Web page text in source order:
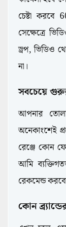
চেষ্টা করবে
সেক্ষেত্রে
ড্রপ, ভিডিও
না।
সবচেয়ে
আপনার
অনেকাংশেই
রেঞ্জে কোন
আমি
রেকমেন্ড
কোন